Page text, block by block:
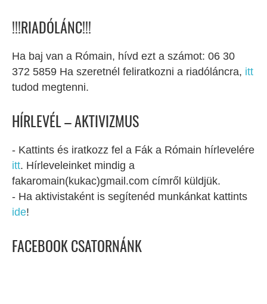
!!!RIADÓLÁNC!!!
Ha baj van a Rómain, hívd ezt a számot: 06 30
372 5859 Ha szeretnél feliratkozni a riadóláncra, itt
tudod megtenni.
HÍRLEVÉL – AKTIVIZMUS
- Kattints és iratkozz fel a Fák a Rómain hírlevelére
itt. Hírleveleinket mindig a
fakaromain(kukac)gmail.com címről küldjük.
- Ha aktivistaként is segítenéd munkánkat kattints
ide!
FACEBOOK CSATORNÁNK